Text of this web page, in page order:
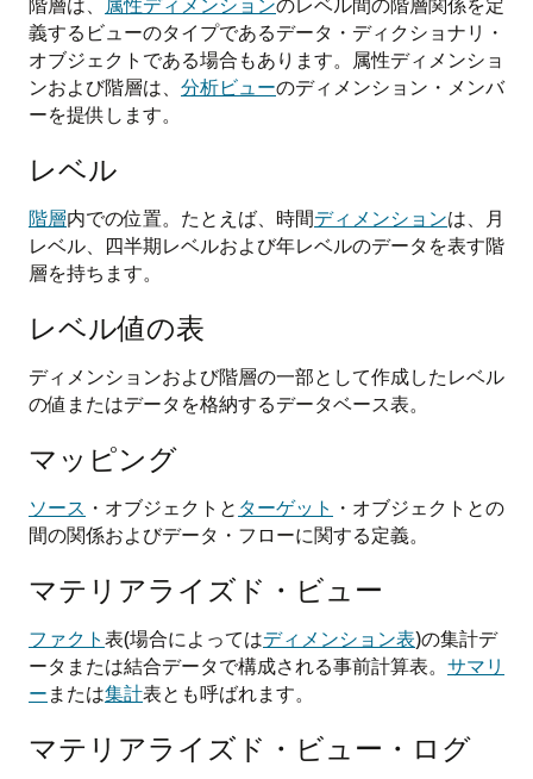
義するビューのタイプであるデータ・ディクショナリ・
オブジェクトである場合もあります。属性ディメンショ
ンおよび階層は、 分析ビューのディメンション・メンバ
ーを提供します。
レベル
階層内での位置。たとえば、時間ディメンションは、月
レベル、四半期レベルおよび年レベルのデータを表す階
層を持ちます。
レベル値の表
ディメンションおよび階層の一部として作成したレベル
の値またはデータを格納するデータベース表。
マッピング
ソース ・オブジェクトと ターゲット ・オブジェクトとの
間の関係およびデータ・フローに関する定義。
マテリアライズド・ビュー
ファクト表(場合によってはディメンション表)の集計デ
ータまたは結合データで構成される事前計算表。 サマリ
ーまたは集計表とも呼ばれます。
マテリアライズド・ビュー・ログ